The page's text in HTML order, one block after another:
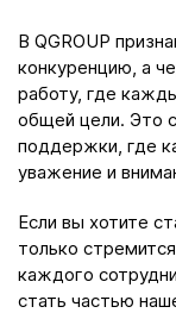
В QGROUP
конкуренцию, а
работу, где
общей цели. Это
поддержки, где
уважение и
Если вы хотите
только
каждого
стать частью